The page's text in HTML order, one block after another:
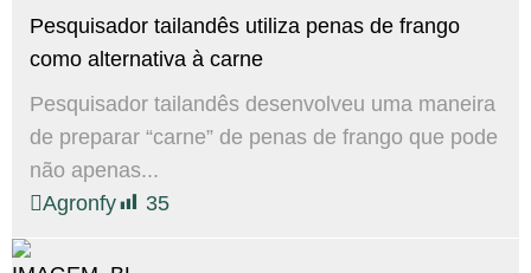
Pesquisador tailandês utiliza penas de frango
como alternativa à carne
Pesquisador tailandês desenvolveu uma maneira
de preparar “carne” de penas de frango que pode
não apenas...
Agronfy
35